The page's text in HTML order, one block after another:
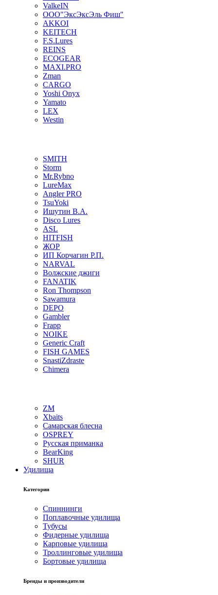
ValkeIN
ООО"ЭксЭксЭль Фиш"
AKKOI
KEITECH
F.S.Lures
REINS
ECOGEAR
MAXI.PRO
Zman
CARGO
Yoshi Onyx
Yamato
LEX
Westin
SMITH
Storm
Mr.Rybno
LureMax
Angler PRO
TsuYoki
Ишутин В.А.
Disco Lures
ASL
HITFISH
ЖОР
ИП Корчагин Р.П.
NARVAL
Волжские джиги
FANATIK
Ron Thompson
Sawamura
DEPO
Gambler
Frapp
NOIKE
Generic Craft
FISH GAMES
SnastiZdraste
Chimera
ZM
Xbaits
Самарская блесна
OSPREY
Русская приманка
BearKing
SHUR
Удилища
Категории
Спиннинги
Поплавочные удилища
Тубусы
Фидерные удилища
Карповые удилища
Троллинговые удилища
Бортовые удилища
Бренды и производители